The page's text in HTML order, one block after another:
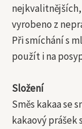
vyrobeno z
Při smíchání s
použít i na
Složení
Směs kakaa se
kakaový prášek